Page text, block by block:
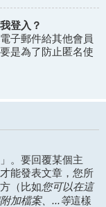
登入？
子郵件給其他會員
是為了防止匿名使
。要回覆某個主
能發表文章，您所
（比如您可以在這
加檔案、...等這樣